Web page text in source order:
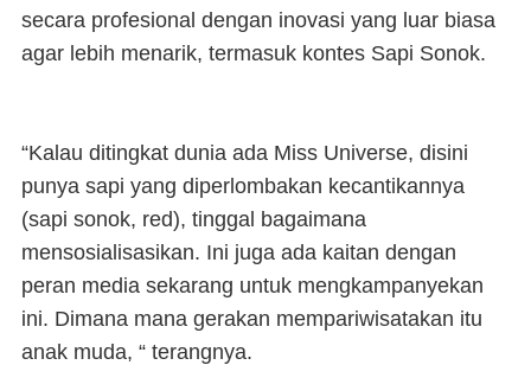
secara profesional dengan inovasi yang luar biasa
agar lebih menarik, termasuk kontes Sapi Sonok.
“Kalau ditingkat dunia ada Miss Universe, disini
punya sapi yang diperlombakan kecantikannya
(sapi sonok, red), tinggal bagaimana
mensosialisasikan. Ini juga ada kaitan dengan
peran media sekarang untuk mengkampanyekan
ini. Dimana mana gerakan mempariwisatakan itu
anak muda, “ terangnya.